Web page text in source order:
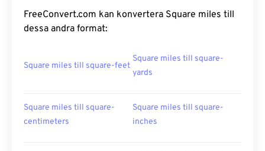
FreeConvert.com kan konvertera Square miles till
dessa andra format:
Square miles till square-feet
Square miles till square-
yards
Square miles till square-
centimeters
Square miles till square-
inches